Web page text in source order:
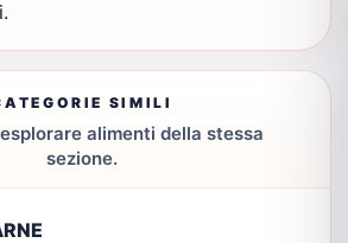
SIMILI
alimenti della stessa
sezione.